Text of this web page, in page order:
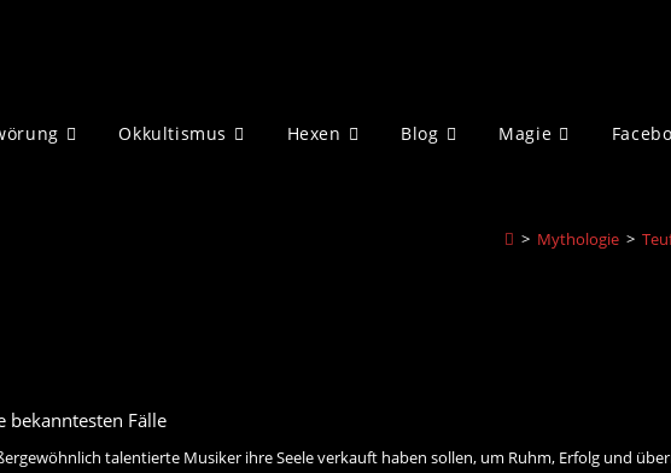
Okkultismus Hexen Blog Magie
> Mythologie >
talentierte Musiker ihre Seele verkauft haben sollen, um Ruhm, Erfolg und